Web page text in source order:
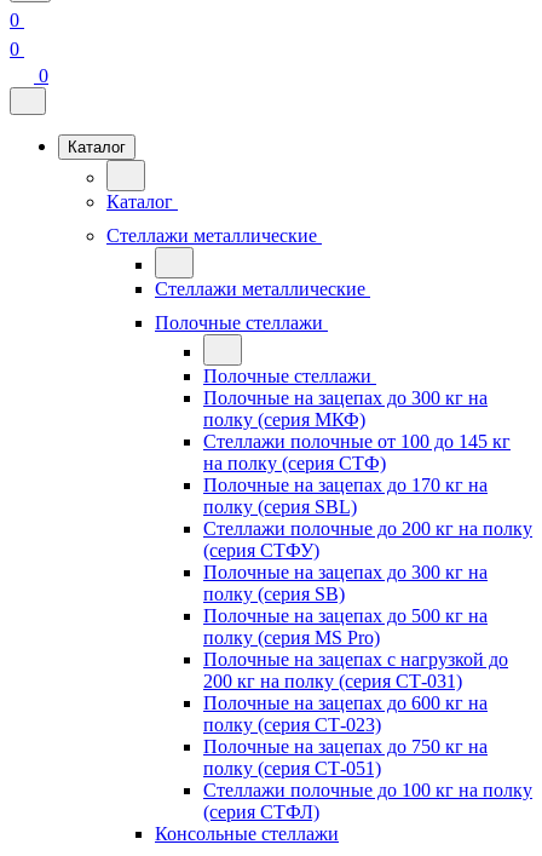
0
0
0
Каталог
Каталог
Стеллажи металлические
Стеллажи металлические
Полочные стеллажи
Полочные стеллажи
Полочные на зацепах до 300 кг на
полку (серия МКФ)
Стеллажи полочные от 100 до 145 кг
на полку (серия СТФ)
Полочные на зацепах до 170 кг на
полку (серия SBL)
Стеллажи полочные до 200 кг на полку
(серия СТФУ)
Полочные на зацепах до 300 кг на
полку (серия SB)
Полочные на зацепах до 500 кг на
полку (серия MS Pro)
Полочные на зацепах с нагрузкой до
200 кг на полку (серия СТ-031)
Полочные на зацепах до 600 кг на
полку (серия СТ-023)
Полочные на зацепах до 750 кг на
полку (серия СТ-051)
Стеллажи полочные до 100 кг на полку
(серия СТФЛ)
Консольные стеллажи